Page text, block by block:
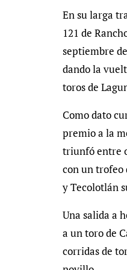
En su larga
121 de
septiembre
dando la
toros de
Como dato
premio a la
triunfó entre
con un trofeo
y Tecolotlán
Una salida a
a un toro de
corridas de